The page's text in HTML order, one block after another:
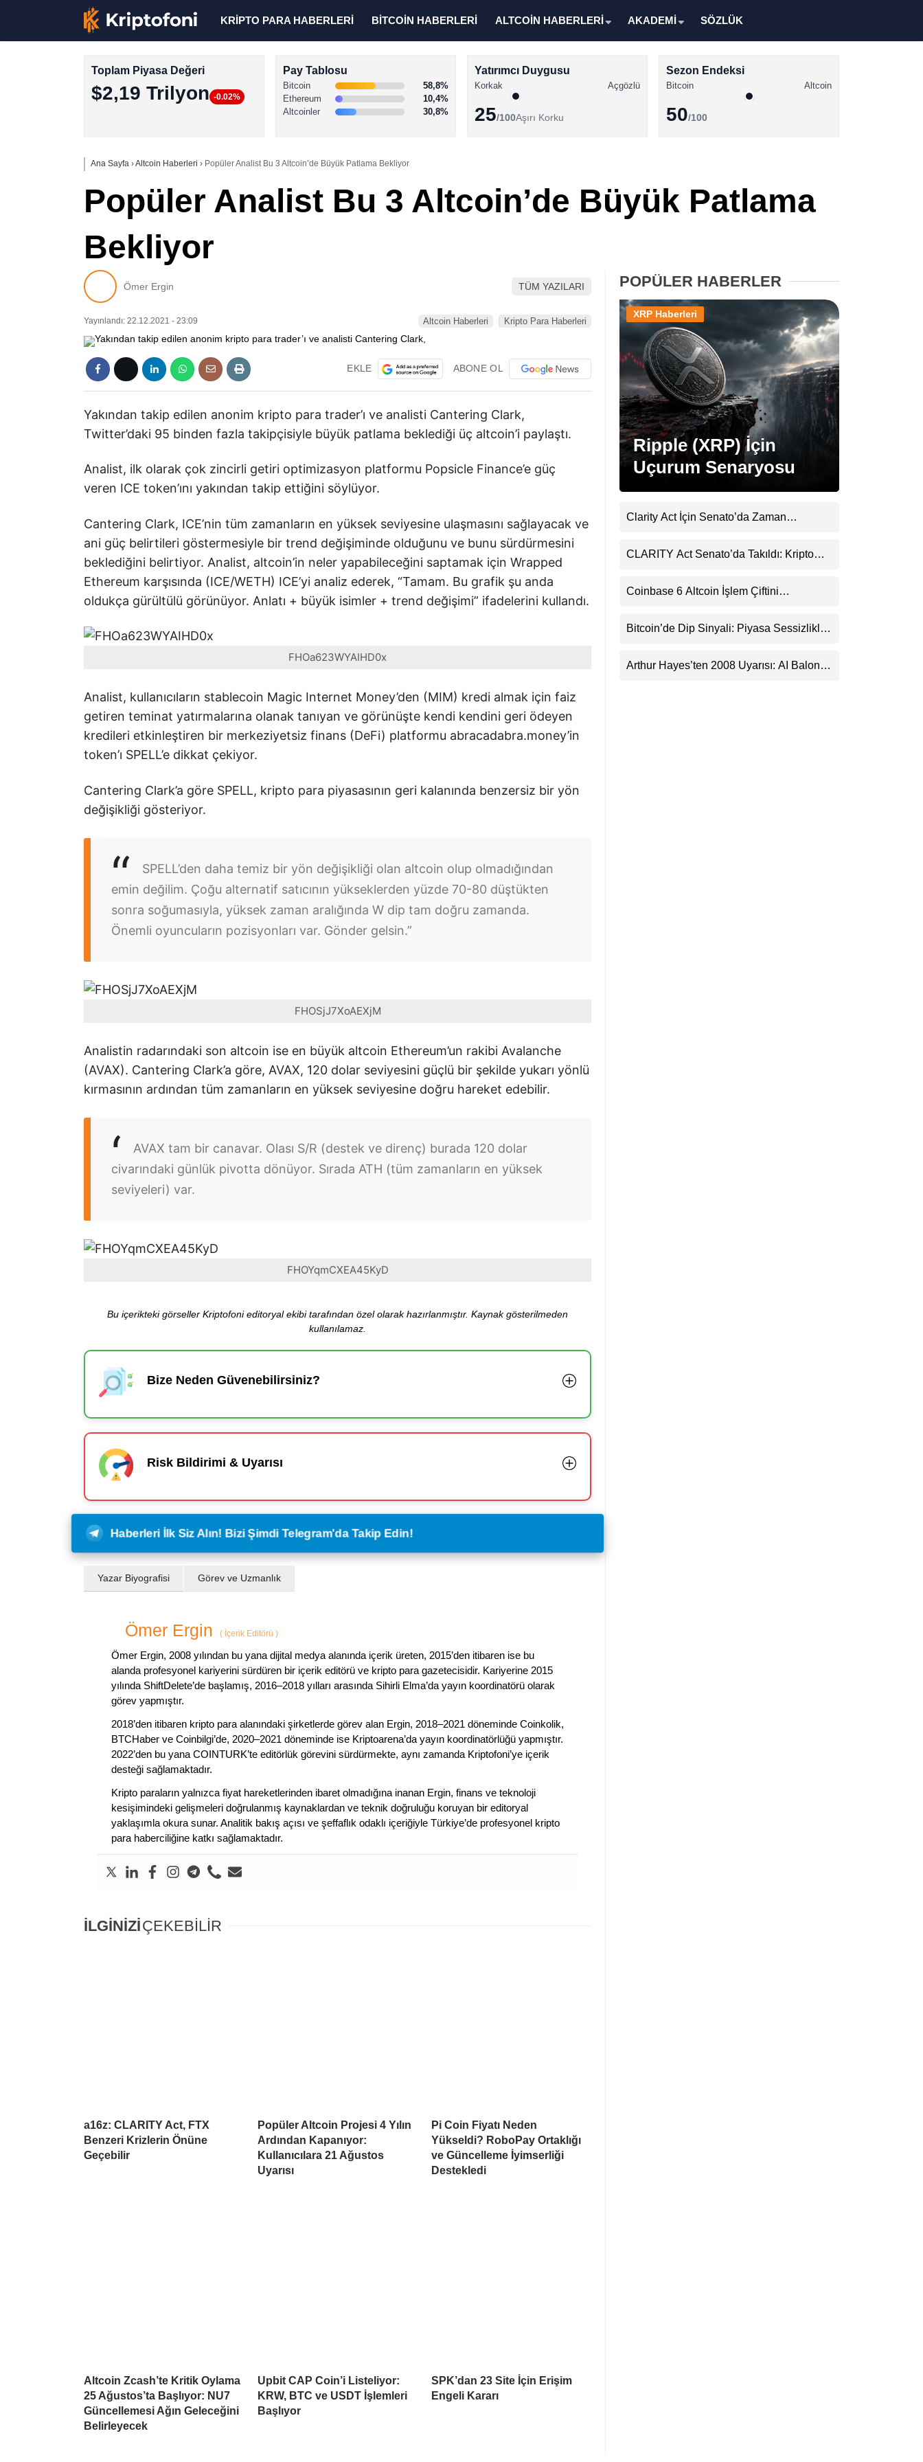
Altcoin Haberleri
XRP Haberleri
Memecoin Haberleri
Stablecoin Haberleri
Facebook
LinkedIn
Telegram
KRİPTO PARA HABERLERİ BİTCOİN HABERLERİ ALTCOİN HABERLERİ AKADEMİ SÖZLÜK
Toplam Piyasa Değeri
$2,19 Trilyon -0.02%
Pay Tablosu
Bitcoin
58,8%
Ethereum
10,4%
Altcoinler
30,8%
Yatırımcı Duygusu
Korkak Açgözlü
25/100Aşırı Korku
Sezon Endeksi
Bitcoin Altcoin
50/100
Ana Sayfa ›Altcoin Haberleri › Popüler Analist Bu 3 Altcoin’de Büyük Patlama Bekliyor
Popüler Analist Bu 3 Altcoin’de Büyük Patlama
Bekliyor
Ömer Ergin TÜM YAZILARI
Yayınlandı: 22.12.2021 - 23:09 Altcoin Haberleri Kripto Para Haberleri
EKLE ABONE OL
Yakından takip edilen anonim kripto para trader’ı ve analisti Cantering Clark,
Twitter’daki 95 binden fazla takipçisiyle büyük patlama beklediği üç altcoin’i paylaştı.
Analist, ilk olarak çok zincirli getiri optimizasyon platformu Popsicle Finance’e güç
veren ICE token’ını yakından takip ettiğini söylüyor.
Cantering Clark, ICE’nin tüm zamanların en yüksek seviyesine ulaşmasını sağlayacak ve
ani güç belirtileri göstermesiyle bir trend değişiminde olduğunu ve bunu sürdürmesini
beklediğini belirtiyor. Analist, altcoin’in neler yapabileceğini saptamak için Wrapped
Ethereum karşısında (ICE/WETH) ICE’yi analiz ederek, “Tamam. Bu grafik şu anda
oldukça gürültülü görünüyor. Anlatı + büyük isimler + trend değişimi” ifadelerini kullandı.
FHOa623WYAIHD0x
Analist, kullanıcıların stablecoin Magic Internet Money’den (MIM) kredi almak için faiz
getiren teminat yatırmalarına olanak tanıyan ve görünüşte kendi kendini geri ödeyen
kredileri etkinleştiren bir merkeziyetsiz finans (DeFi) platformu abracadabra.money’in
token’ı SPELL’e dikkat çekiyor.
Cantering Clark’a göre SPELL, kripto para piyasasının geri kalanında benzersiz bir yön
değişikliği gösteriyor.
SPELL’den daha temiz bir yön değişikliği olan altcoin olup olmadığından
emin değilim. Çoğu alternatif satıcının yükseklerden yüzde 70-80 düştükten
sonra soğumasıyla, yüksek zaman aralığında W dip tam doğru zamanda.
Önemli oyuncuların pozisyonları var. Gönder gelsin.”
FHOSjJ7XoAEXjM
Analistin radarındaki son altcoin ise en büyük altcoin Ethereum’un rakibi Avalanche
(AVAX). Cantering Clark’a göre, AVAX, 120 dolar seviyesini güçlü bir şekilde yukarı yönlü
kırmasının ardından tüm zamanların en yüksek seviyesine doğru hareket edebilir.
AVAX tam bir canavar. Olası S/R (destek ve direnç) burada 120 dolar
civarındaki günlük pivotta dönüyor. Sırada ATH (tüm zamanların en yüksek
seviyeleri) var.
FHOYqmCXEA45KyD
Bu içerikteki görseller Kriptofoni editoryal ekibi tarafından özel olarak hazırlanmıştır. Kaynak gösterilmeden
kullanılamaz.
Bize Neden Güvenebilirsiniz?
Risk Bildirimi & Uyarısı
Haberleri İlk Siz Alın! Bizi Şimdi Telegram'da Takip Edin!
Yazar Biyografisi Görev ve Uzmanlık
Ömer Ergin ( İçerik Editörü )
Ömer Ergin, 2008 yılından bu yana dijital medya alanında içerik üreten, 2015’den itibaren ise bu
alanda profesyonel kariyerini sürdüren bir içerik editörü ve kripto para gazetecisidir. Kariyerine 2015
yılında ShiftDelete’de başlamış, 2016–2018 yılları arasında Sihirli Elma’da yayın koordinatörü olarak
görev yapmıştır.
2018’den itibaren kripto para alanındaki şirketlerde görev alan Ergin, 2018–2021 döneminde Coinkolik,
BTCHaber ve Coinbilgi’de, 2020–2021 döneminde ise Kriptoarena’da yayın koordinatörlüğü yapmıştır.
2022’den bu yana COINTURK’te editörlük görevini sürdürmekte, aynı zamanda Kriptofoni’ye içerik
desteği sağlamaktadır.
Kripto paraların yalnızca fiyat hareketlerinden ibaret olmadığına inanan Ergin, finans ve teknoloji
kesişimindeki gelişmeleri doğrulanmış kaynaklardan ve teknik doğruluğu koruyan bir editoryal
yaklaşımla okura sunar. Analitik bakış açısı ve şeffaflık odaklı içeriğiyle Türkiye’de profesyonel kripto
para haberciliğine katkı sağlamaktadır.
İLGİNİZİÇEKEBİLİR
a16z: CLARITY Act, FTX
Benzeri Krizlerin Önüne
Geçebilir
Popüler Altcoin Projesi 4 Yılın
Ardından Kapanıyor:
Kullanıcılara 21 Ağustos
Uyarısı
Pi Coin Fiyatı Neden
Yükseldi? RoboPay Ortaklığı
ve Güncelleme İyimserliği
Destekledi
Altcoin Zcash’te Kritik Oylama
25 Ağustos’ta Başlıyor: NU7
Güncellemesi Ağın Geleceğini
Belirleyecek
Upbit CAP Coin’i Listeliyor:
KRW, BTC ve USDT İşlemleri
Başlıyor
SPK’dan 23 Site İçin Erişim
Engeli Kararı
POPÜLER HABERLER
Ripple (XRP) İçin
Uçurum Senaryosu
XRP Haberleri
Clarity Act İçin Senato’da Zaman
CLARITY Act Senato’da Takıldı: Kripto
Coinbase 6 Altcoin İşlem Çiftini
Bitcoin’de Dip Sinyali: Piyasa Sessizlikle
Arthur Hayes’ten 2008 Uyarısı: AI Balonu